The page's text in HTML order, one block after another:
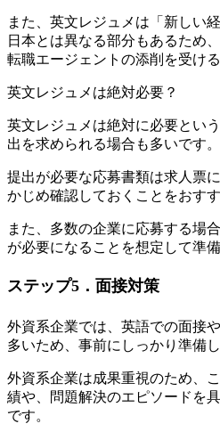
また、英文レジュメは「新しい
日本とは異なる部分もあるため
転職エージェントの添削を受け
英文レジュメは絶対必要？
英文レジュメは絶対に必要とい
出を求められる場合も多いです。
提出が必要な応募書類は求人票
かじめ確認しておくことをおすす
また、多数の企業に応募する場
が必要になることを想定して準
ステップ5．面接対策
外資系企業では、英語での面接
多いため、事前にしっかり準備
外資系企業は成果重視のため、
績や、問題解決のエピソードを
です。